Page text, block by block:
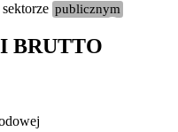
100-200 tysięcy
publicznym
BRUTTO